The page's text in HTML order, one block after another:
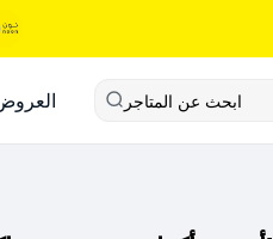
ابحث عن المتاجر